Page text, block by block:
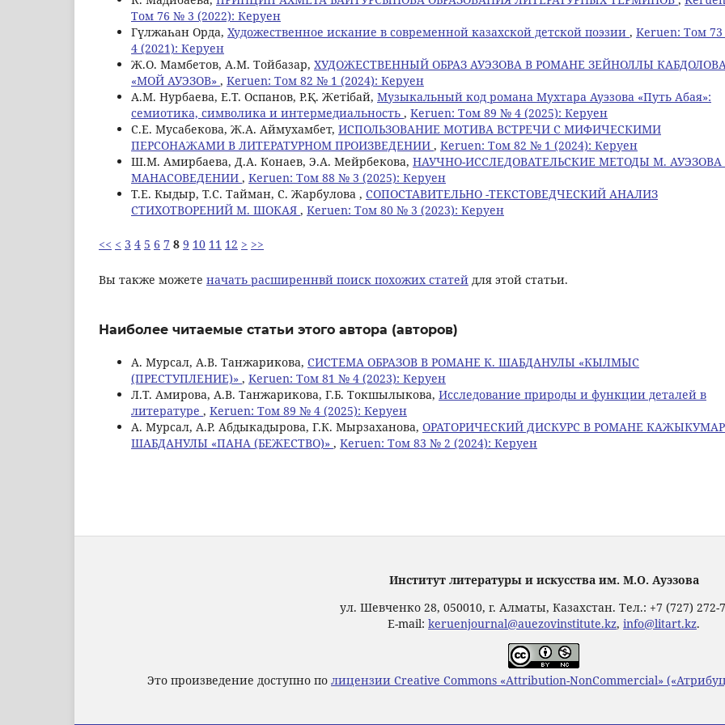
Том 76 № 3 (2022): Керуен
Гүлжаһан Орда, Художественное искание в современной казахской детской поэзии , Keruen: Том
4 (2021): Керуен
Ж.О. Мамбетов, A.M. Тойбазар, ХУДОЖЕСТВЕННЫЙ ОБРАЗ АУЭЗОВА В РОМАНЕ ЗЕЙНОЛЛЫ
«МОЙ АУЭЗОВ» , Keruen: Том 82 № 1 (2024): Керуен
А.М. Нурбаева, Е.Т. Оспанов, Р.Қ. Жетібай, Музыкальный код романа Мухтара Ауэзова «Путь Абая»:
семиотика, символика и интермедиальность , Keruen: Том 89 № 4 (2025): Керуен
С.Е. Мусабекова, Ж.А. Аймухамбет, ИСПОЛЬЗОВАНИЕ МОТИВА ВСТРЕЧИ С МИФИЧЕСКИМИ
ПЕРСОНАЖАМИ В ЛИТЕРАТУРНОМ ПРОИЗВЕДЕНИИ , Keruen: Том 82 № 1 (2024): Керуен
Ш.М. Амирбаева, Д.А. Конаев, Э.А. Мейрбекова, НАУЧНО-ИССЛЕДОВАТЕЛЬСКИЕ МЕТОДЫ М. АУЭЗОВА
МАНАСОВЕДЕНИИ , Keruen: Том 88 № 3 (2025): Керуен
Т.Е. Кыдыр, Т.С. Тайман, С. Жарбулова , СОПОСТАВИТЕЛЬНО -ТЕКСТОВЕДЧЕСКИЙ АНАЛИЗ
СТИХОТВОРЕНИЙ М. ШОКАЯ , Keruen: Том 80 № 3 (2023): Керуен
<< < 3 4 5 6 7 8 9 10 11 12 > >>
Вы также можете начать расширеннвй поиск похожих статей для этой статьи.
Наиболее читаемые статьи этого автора (авторов)
А. Мурсал, А.В. Танжарикова, СИСТЕМА ОБРАЗОВ В РОМАНЕ К. ШАБДАНУЛЫ «КЫЛМЫС
(ПРЕСТУПЛЕНИЕ)» , Keruen: Том 81 № 4 (2023): Керуен
Л.Т. Амирова, А.В. Танжарикова, Г.Б. Токшылыкова, Исследование природы и функции деталей в
литературе , Keruen: Том 89 № 4 (2025): Керуен
А. Мурсал, А.Р. Абдыкадырова, Г.К. Мырзаханова, ОРАТОРИЧЕСКИЙ ДИСКУРС В РОМАНЕ КАЖЫКУМАР
ШАБДАНУЛЫ «ПАНА (БЕЖЕСТВО)» , Keruen: Том 83 № 2 (2024): Керуен
Институт литературы и искусства им. М.О. Ауэзова
ул. Шевченко 28, 050010, г. Алматы, Казахстан. Тел.: +7 (727) 272-
E-mail: keruenjournal@auezovinstitute.kz, info@litart.kz.
Это произведение доступно по лицензии Creative Commons «Attribution-NonCommercial»